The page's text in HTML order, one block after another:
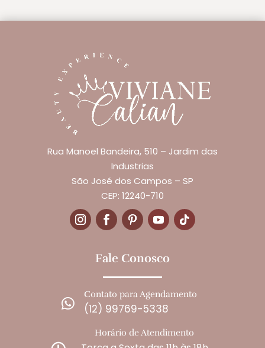
Rua Manoel Bandeira, 510 – Jardim das
Industrias
São José dos Campos – SP
CEP: 12240-710
Fale Conosco

Contato para Agendamento
(12) 99769-5338
Horário de Atendimento